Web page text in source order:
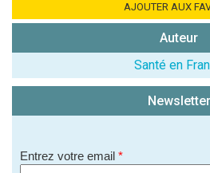
(En cliquant sur 'Valider',
soit publié sur le site.)
AJOUTER AUX
Auteur
Santé en
Newsletter
Entrez votre email *